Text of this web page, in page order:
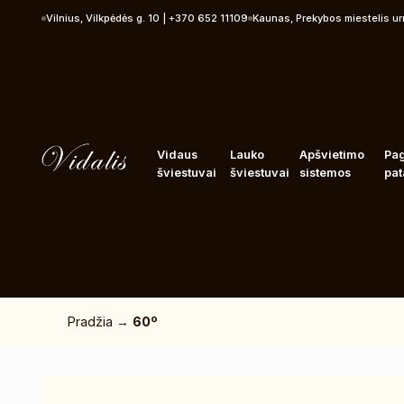
Vilnius, Vilkpėdės g. 10 | +370 652 11109 Kaunas, Prekybos miestelis
Vidaus
šviestuvai
Lauko
šviestuvai
Apšvietimo
sistemos
Pradžia → 60º